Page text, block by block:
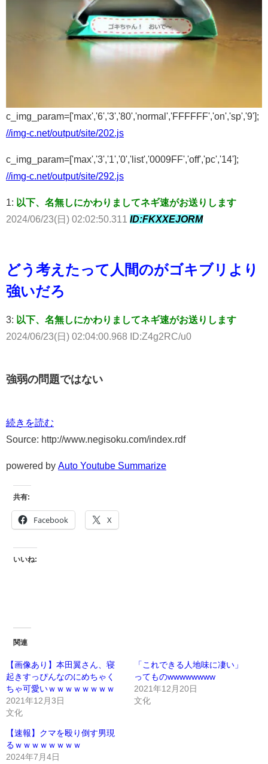
c_img_param=['max','6','3','80','normal','FFFFFF','on','sp','9'];
//img-c.net/output/site/202.js
c_img_param=['max','3','1','0','list','0009FF','off','pc','14'];
//img-c.net/output/site/292.js
1: 以下、名無しにかわりましてネギ速がお送りします
2024/06/23(日) 02:02:50.311 ID:FKXXEJORM
どう考えたって人間のがゴキブリより
強いだろ
3: 以下、名無しにかわりましてネギ速がお送りします
2024/06/23(日) 02:04:00.968 ID:Z4g2RC/u0
強弱の問題ではない
続きを読む
Source: http://www.negisoku.com/index.rdf
powered by Auto Youtube Summarize
共有:
Facebook X
いいね:
関連
【画像あり】本田翼さん、寝
起きすっぴんなのにめちゃく
ちゃ可愛いｗｗｗｗｗｗｗｗ
2021年12月3日
文化
「これできる人地味に凄い」
ってものwwwwwwww
2021年12月20日
文化
【速報】クマを殴り倒す男現
るｗｗｗｗｗｗｗｗ
2024年7月4日